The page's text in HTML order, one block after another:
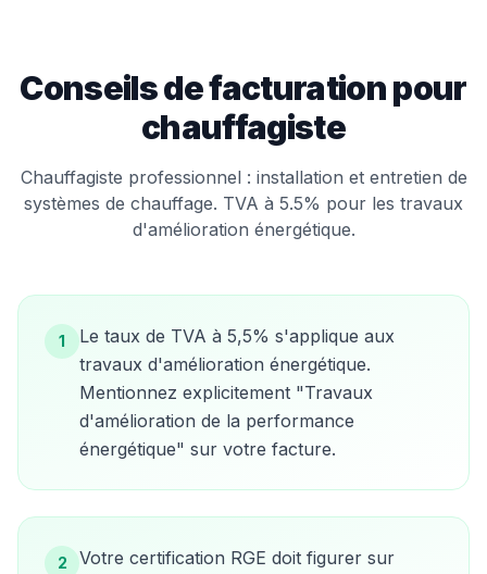
Conseils de facturation pour
chauffagiste
Chauffagiste professionnel : installation et entretien de
systèmes de chauffage. TVA à 5.5% pour les travaux
d'amélioration énergétique.
1
Le taux de TVA à 5,5% s'applique aux
travaux d'amélioration énergétique.
Mentionnez explicitement "Travaux
d'amélioration de la performance
énergétique" sur votre facture.
2
Votre certification RGE doit figurer sur